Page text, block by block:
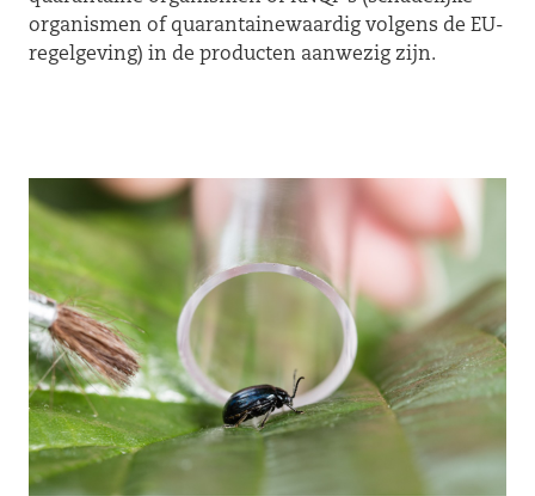
organismen of quarantainewaardig volgens de EU-
regelgeving) in de producten aanwezig zijn.